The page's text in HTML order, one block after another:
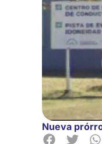
Nueva